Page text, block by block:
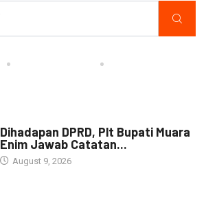
Dihadapan DPRD, Plt Bupati Muara
Enim Jawab Catatan...
August 9, 2026